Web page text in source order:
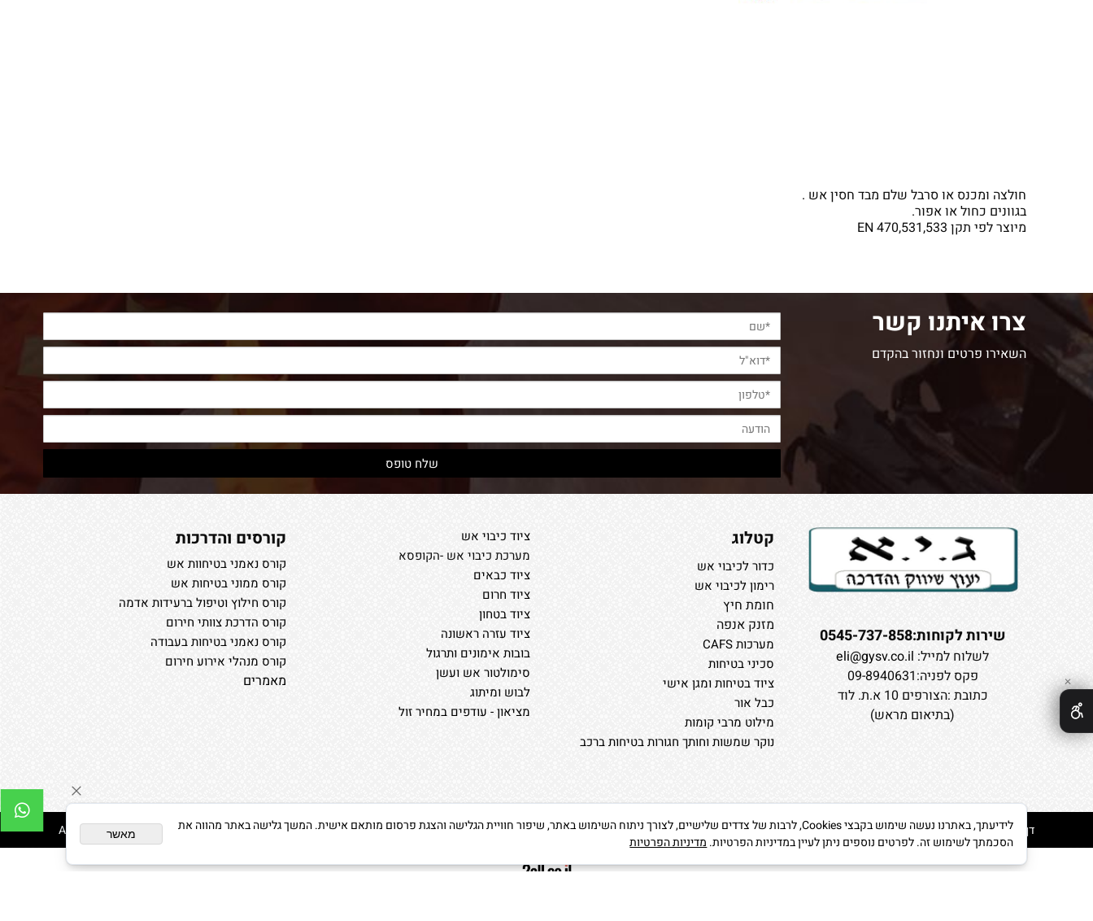
חולצה ומכנס או סרבל שלם מבד חסין אש .
בגוונים כחול או אפור.
מיוצר לפי תקן 470,531,533 EN
צרו איתנו קשר
השאירו פרטים ונחזור בהקדם
שירות לקוחות:0545-737-858
לשלוח למייל: eli@gysv.co.il
פקס לפניה:09-8940631
כתובת :הצורפים 10 א.ת. לוד
(בתיאום מראש)
קטלוג
כדור לכיבוי אש
רימון לכיבוי אש
חומת חיץ
מזנק אנפה
מערכות CAFS
סכיני בטיחות
ציוד בטיחות ומגן אישי
כבל אור
מילוט מרבי קומות
נוקר שמשות וחותך חגורות בטיחות ברכב
ציוד כיבוי אש
מערכת כיבוי אש -הקופסא
ציוד כבאים
ציוד חרום
ציוד בטחון
ציוד עזרה ראשונה
בובות אימונים ותרגול
סימולטור אש ועשן
לבוש ומיתוג
מציאון - עודפים במחיר זול
קורסים והדרכות
קורס נאמני בטיחוות אש
קורס ממוני בטיחות אש
קורס חילוץ וטיפול ברעידות אדמה
קורס הדרכת צוותי חירום
קורס נאמני בטיחות בעבודה
קורס מנהלי אירוע חירום
מאמרים
דף הבית/אודות/ צור קשר /אתרי יצרנים/לקוחות החברה ג.י.א ייעוץ שיווק והדרכה © All Rights reserved
✕
לידיעתך, באתרנו נעשה שימוש בקבצי Cookies, לרבות של צדדים שלישיים, לצורך ניתוח השימוש באתר, שיפור חוויית הגלישה והצגת פרסום מותאם אישית. המשך גלישה באתר מהווה את
הסכמתך לשימוש זה. לפרטים נוספים ניתן לעיין במדיניות הפרטיות. מדיניות הפרטיות מאשר